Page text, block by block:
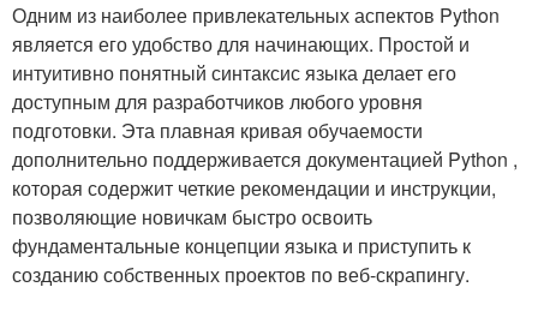
Одним из наиболее привлекательных аспектов Python
является его удобство для начинающих. Простой и
интуитивно понятный синтаксис языка делает его
доступным для разработчиков любого уровня
подготовки. Эта плавная кривая обучаемости
дополнительно поддерживается документацией Python ,
которая содержит четкие рекомендации и инструкции,
позволяющие новичкам быстро освоить
фундаментальные концепции языка и приступить к
созданию собственных проектов по веб-скрапингу.